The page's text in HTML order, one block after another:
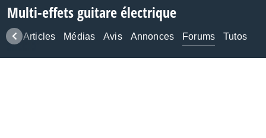
Multi-effets guitare électrique
Articles Médias Avis Annonces Forums Tutos